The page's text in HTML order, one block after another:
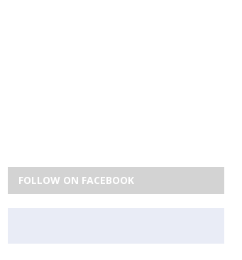
FOLLOW ON FACEBOOK